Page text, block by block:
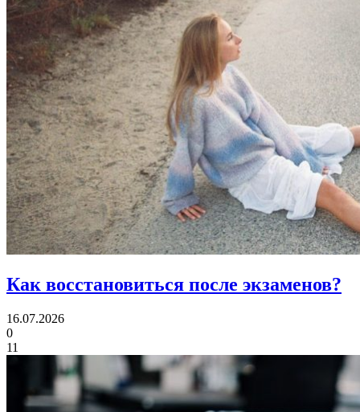
Как восстановиться после экзаменов?
16.07.2026
0
11